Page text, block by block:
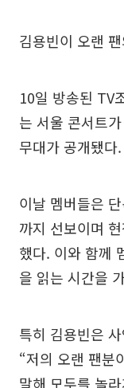
김용빈이 오랜
10일 방송된 TV
는 서울 콘서트
무대가 공개됐다.
이날 멤버들은
까지 선보이며
했다. 이와 함께
을 읽는 시간을
특히 김용빈은
“저의 오랜 팬분
말해 모두를 놀